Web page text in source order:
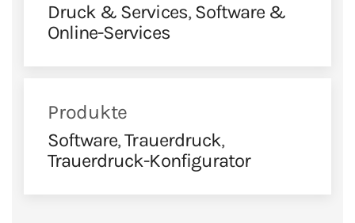
Druck & Services,Software &
Online-Services
Produkte
Software,Trauerdruck,
Trauerdruck-Konfigurator